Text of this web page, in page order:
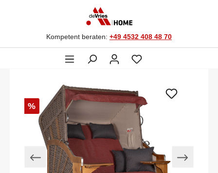
Kompetent beraten: +49 4532 408 48 70
%